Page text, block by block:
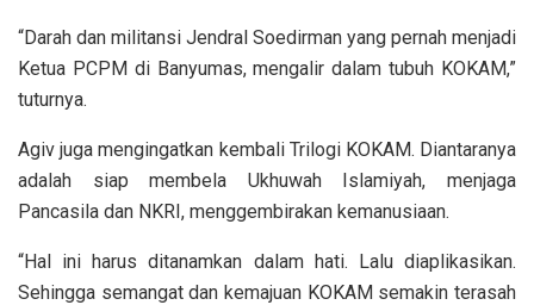
“Darah dan militansi Jendral Soedirman yang pernah menjadi
Ketua PCPM di Banyumas, mengalir dalam tubuh KOKAM,”
tuturnya.
Agiv juga mengingatkan kembali Trilogi KOKAM. Diantaranya
adalah siap membela Ukhuwah Islamiyah, menjaga
Pancasila dan NKRI, menggembirakan kemanusiaan.
“Hal ini harus ditanamkan dalam hati. Lalu diaplikasikan.
Sehingga semangat dan kemajuan KOKAM semakin terasah